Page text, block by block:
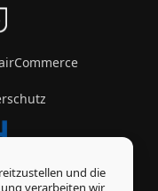
und die
verarbeiten wir